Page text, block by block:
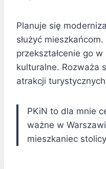
Planuje się
służyć
przekształcenie go
kulturalne. Rozważa
atrakcji
PKiN to dla mnie
ważne w
mieszkaniec